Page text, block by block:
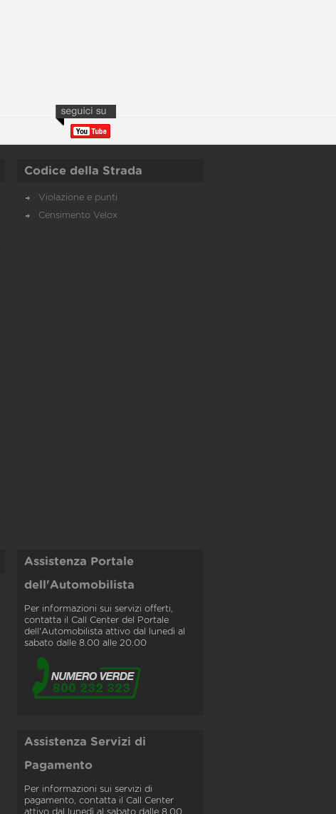
Codice della Strada
Violazione e punti
Censimento Velox
Assistenza Portale
dell'Automobilista
Per informazioni sui servizi offerti,
contatta il Call Center del Portale
dell'Automobilista attivo dal lunedì al
sabato dalle 8.00 alle 20.00
Assistenza Servizi di
Pagamento
Per informazioni sui servizi di
pagamento, contatta il Call Center